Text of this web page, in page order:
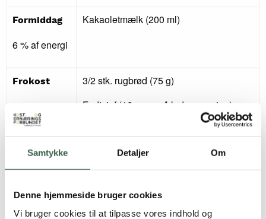
Samtykke Detaljer Om
Denne hjemmeside bruger cookies
Vi bruger cookies til at tilpasse vores indhold og
Formiddag
6 % af energi
Kakaoletmælk (200 ml)
Frokost
27 % af
3/2 stk. rugbrød (75 g)
Fedtstof (16 g smør/blød margarine)
1 roastbeefmad (12 g) med remoulade
1 sildemad (30 g) med løgringe (5 g)
1 æggemad (40 g) med mayonnaise (5
g), purløg (2 g)